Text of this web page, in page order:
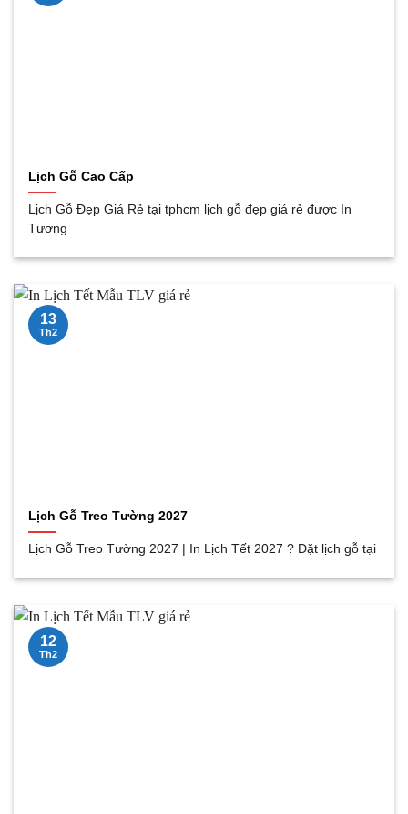
Lịch Gỗ Cao Cấp
Lịch Gỗ Đẹp Giá Rẻ tại tphcm lịch gỗ đẹp giá rẻ được In
Tương
Lịch Gỗ Treo Tường 2027
Lịch Gỗ Treo Tường 2027 | In Lịch Tết 2027 ? Đặt lịch gỗ tại
13
Th2
12
Th2